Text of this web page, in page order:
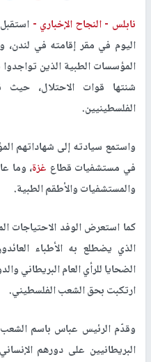
نابلس -النجاح الإخباري -
اليوم في مقر إقامته في لندن،
المؤسسات الطبية الذين
شنتها قوات الاحتلال، حيث
الفلسطينيين.
واستمع سيادته إلى شهاداتهم
في مستشفيات قطاع غزة، وما
والمستشفيات والأطقم الطبية.
كما استعرض الوفد الاحتياجات
الذي يضطلع به الأطباء
الضحايا للرأي العام البريطاني
ارتكبت بحق الشعب الفلسطيني.
وقدّم الرئيس عباس باسم الشعب
البريطانيين على دورهم